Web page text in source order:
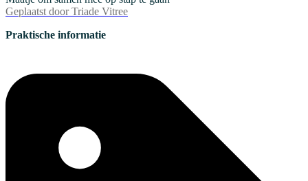
Geplaatst door Triade Vitree
Praktische informatie